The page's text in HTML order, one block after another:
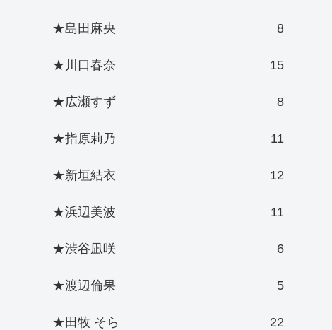
★島田麻央 8
★川口春奈 15
★広瀬すず 8
★指原莉乃 11
★新垣結衣 12
★浜辺美波 11
★渋谷凪咲 6
★渡辺倫果 5
★田牧 そら 22